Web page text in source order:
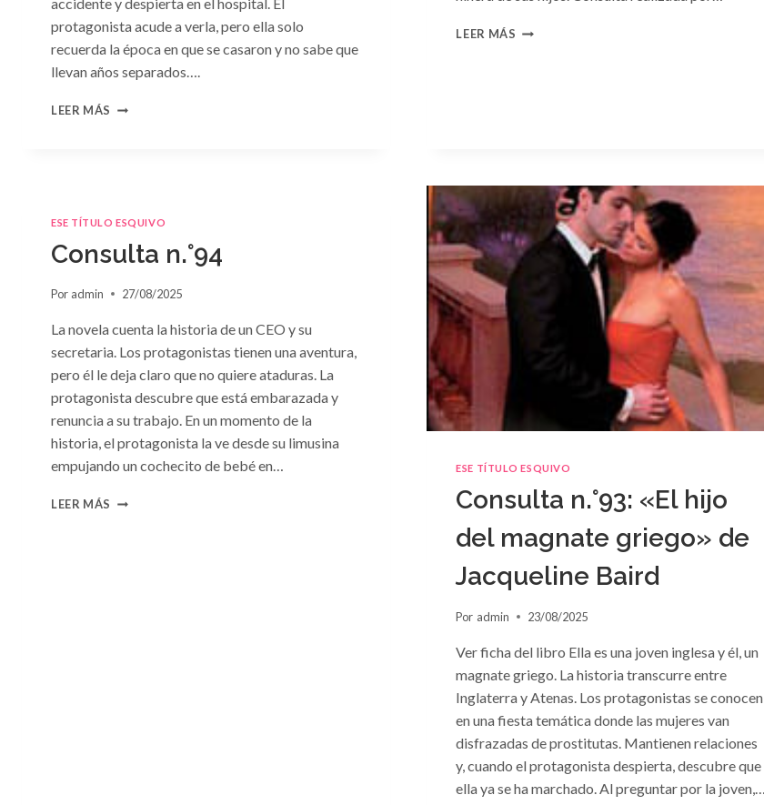
protagonista acude a verla, pero ella solo
recuerda la época en que se casaron y no sabe que
llevan años separados….
LEER MÁS CONSULTA
SUSAN
LEER MÁS CONSULTA
ESE TÍTULO ESQUIVO
Consulta n.°94
Por admin 27/08/2025
La novela cuenta la historia de un CEO y su
secretaria. Los protagonistas tienen una aventura,
pero él le deja claro que no quiere ataduras. La
protagonista descubre que está embarazada y
renuncia a su trabajo. En un momento de la
historia, el protagonista la ve desde su limusina
empujando un cochecito de bebé en…
LEER MÁS CONSULTA
ESE TÍTULO ESQUIVO
Consulta n.°93: «El hijo
del magnate griego» de
Jacqueline Baird
Por admin 23/08/2025
Ver ficha del libro Ella es una joven inglesa y él, un
magnate griego. La historia transcurre entre
Inglaterra y Atenas. Los protagonistas se conocen
en una fiesta temática donde las mujeres van
disfrazadas de prostitutas. Mantienen relaciones
y, cuando el protagonista despierta, descubre que
ella ya se ha marchado. Al preguntar por la joven,…